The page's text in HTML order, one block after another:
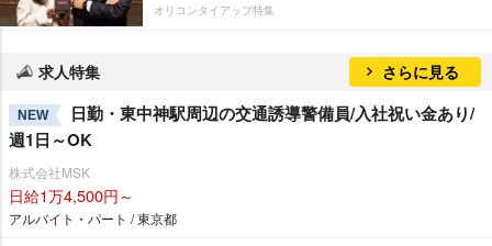
オリコンタイアップ特集
求人特集 さらに見る
NEW
日勤・東中神駅周辺の交通誘導警備員/入社祝い金あり/
週1日～OK
株式会社MSK
日給1万4,500円～
アルバイト・パート / 東京都